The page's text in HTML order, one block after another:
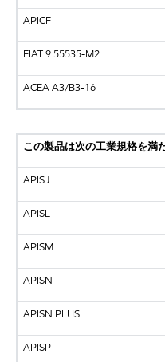
APICF
FIAT 9.55535-M2
ACEA A3/B3-16
この製品は次の工業規格を満
APISJ
APISL
APISM
APISN
APISN PLUS
APISP